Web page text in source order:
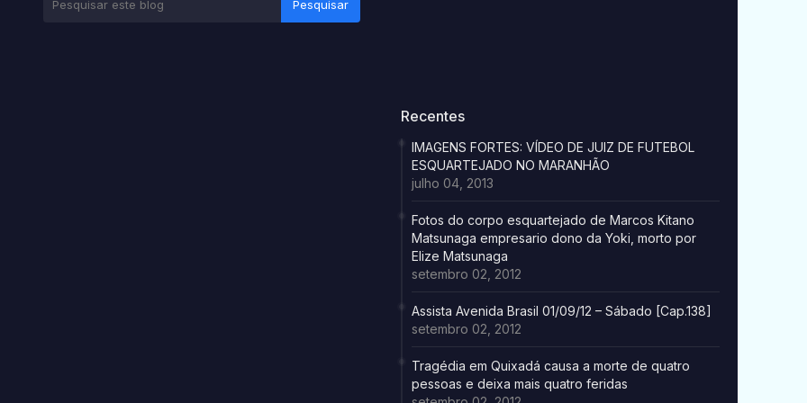
Recentes
IMAGENS FORTES: VÍDEO DE JUIZ DE FUTEBOL
ESQUARTEJADO NO MARANHÃO
julho 04, 2013
Fotos do corpo esquartejado de Marcos Kitano
Matsunaga empresario dono da Yoki, morto por
Elize Matsunaga
setembro 02, 2012
Assista Avenida Brasil 01/09/12 – Sábado [Cap.138]
setembro 02, 2012
Tragédia em Quixadá causa a morte de quatro
pessoas e deixa mais quatro feridas